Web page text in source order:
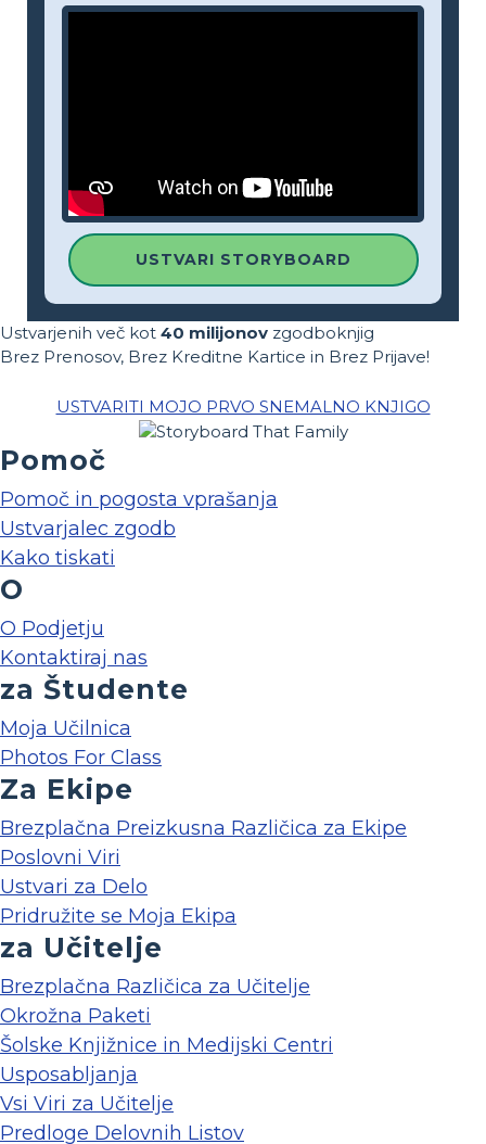
USTVARI STORYBOARD
Ustvarjenih več kot 40 milijonov zgodboknjig
Brez Prenosov, Brez Kreditne Kartice in Brez Prijave!
USTVARITI MOJO PRVO SNEMALNO KNJIGO
Pomoč
Pomoč in pogosta vprašanja
Ustvarjalec zgodb
Kako tiskati
O
O Podjetju
Kontaktiraj nas
za Študente
Moja Učilnica
Photos For Class
Za Ekipe
Brezplačna Preizkusna Različica za Ekipe
Poslovni Viri
Ustvari za Delo
Pridružite se Moja Ekipa
za Učitelje
Brezplačna Različica za Učitelje
Okrožna Paketi
Šolske Knjižnice in Medijski Centri
Usposabljanja
Vsi Viri za Učitelje
Predloge Delovnih Listov